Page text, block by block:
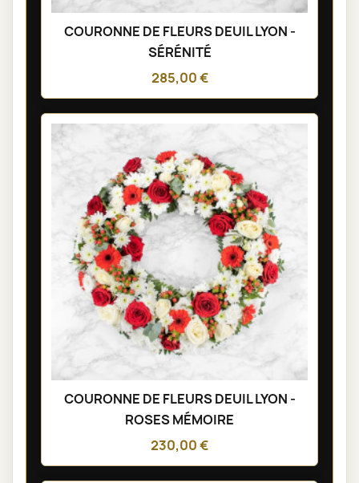
COURONNE DE FLEURS DEUIL LYON -
SÉRÉNITÉ
285,00 €
COURONNE DE FLEURS DEUIL LYON -
ROSES MÉMOIRE
230,00 €